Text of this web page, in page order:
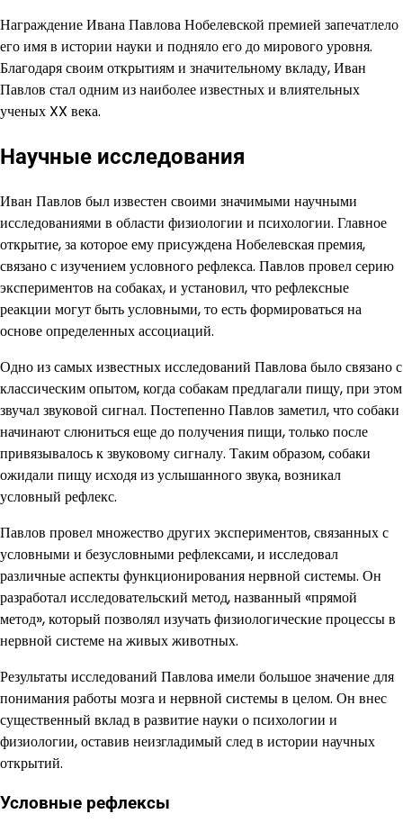
Награждение Ивана Павлова Нобелевской премией запечатлело
его имя в истории науки и подняло его до мирового уровня.
Благодаря своим открытиям и значительному вкладу, Иван
Павлов стал одним из наиболее известных и влиятельных
ученых XX века.
Научные исследования
Иван Павлов был известен своими значимыми научными
исследованиями в области физиологии и психологии. Главное
открытие, за которое ему присуждена Нобелевская премия,
связано с изучением условного рефлекса. Павлов провел серию
экспериментов на собаках, и установил, что рефлексные
реакции могут быть условными, то есть формироваться на
основе определенных ассоциаций.
Одно из самых известных исследований Павлова было связано с
классическим опытом, когда собакам предлагали пищу, при этом
звучал звуковой сигнал. Постепенно Павлов заметил, что собаки
начинают слюниться еще до получения пищи, только после
привязывалось к звуковому сигналу. Таким образом, собаки
ожидали пищу исходя из услышанного звука, возникал
условный рефлекс.
Павлов провел множество других экспериментов, связанных с
условными и безусловными рефлексами, и исследовал
различные аспекты функционирования нервной системы. Он
разработал исследовательский метод, названный «прямой
метод», который позволял изучать физиологические процессы в
нервной системе на живых животных.
Результаты исследований Павлова имели большое значение для
понимания работы мозга и нервной системы в целом. Он внес
существенный вклад в развитие науки о психологии и
физиологии, оставив неизгладимый след в истории научных
открытий.
Условные рефлексы